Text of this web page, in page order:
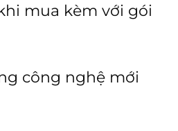
mua kèm với gói
công nghệ mới